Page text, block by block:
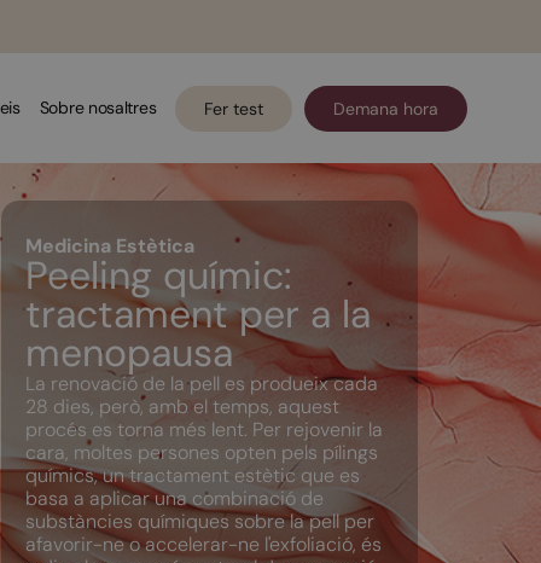
Sobre nosaltres Fer test Demana hora
Medicina Estètica
Peeling químic:
tractament per a la
menopausa
La renovació de la pell es produeix cada
28 dies, però, amb el temps, aquest
procés es torna més lent. Per rejovenir la
cara, moltes persones opten pels pílings
químics, un tractament estètic que es
basa a aplicar una combinació de
substàncies químiques sobre la pell per
afavorir-ne o accelerar-ne l'exfoliació, és